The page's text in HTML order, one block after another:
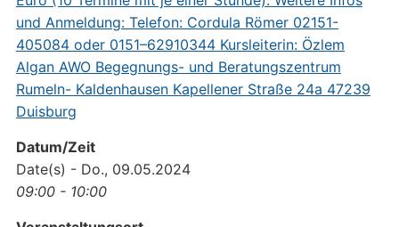
Datum/Zeit
Date(s) - Do., 09.05.2024
09:00 - 10:00